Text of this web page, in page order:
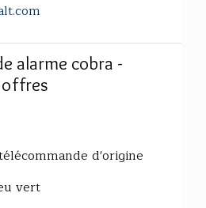
alarme cobra -
offres
d'origine
vert